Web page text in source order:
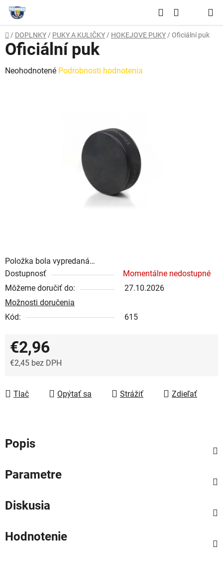
Prejsť
obsah
Hľadať
KOŠÍK
Domov
/ DOPLNKY / PUKY A KULIČKY / HOKEJOVE PUKY / Oficiální puk
Položka bola vypredaná…
Dostupnosť
Momentálne nedostupné
Môžeme doručiť do:
27.10.2026
Možnosti doručenia
Kód:
615
€2,96
€2,45 bez DPH
Tlač
Opýtať sa Strážiť Zdieľať
Oficiální puk
Priemerné
Neohodnotené Podrobnosti hodnotenia
Popis
Parametre
Diskusia
Hodnotenie